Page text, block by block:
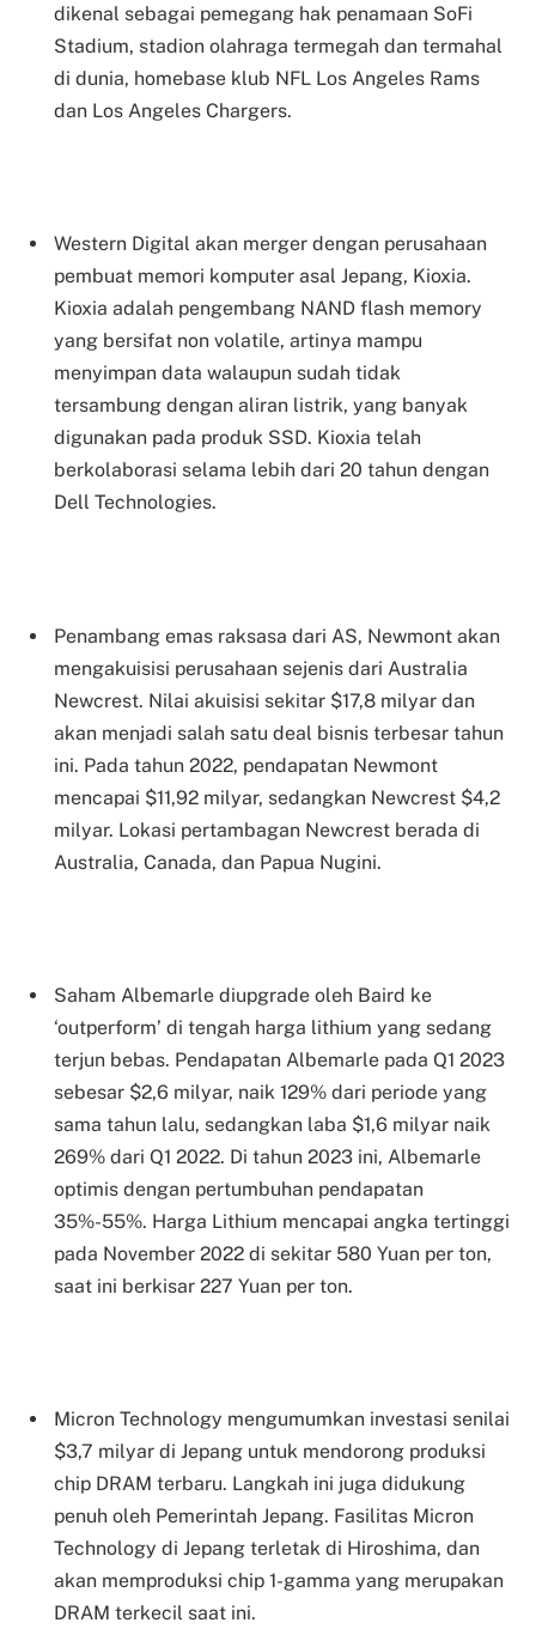
dikenal sebagai pemegang hak penamaan SoFi
Stadium, stadion olahraga termegah dan termahal
di dunia, homebase klub NFL Los Angeles Rams
dan Los Angeles Chargers.
Western Digital akan merger dengan perusahaan
pembuat memori komputer asal Jepang, Kioxia.
Kioxia adalah pengembang NAND flash memory
yang bersifat non volatile, artinya mampu
menyimpan data walaupun sudah tidak
tersambung dengan aliran listrik, yang banyak
digunakan pada produk SSD. Kioxia telah
berkolaborasi selama lebih dari 20 tahun dengan
Dell Technologies.
Penambang emas raksasa dari AS, Newmont akan
mengakuisisi perusahaan sejenis dari Australia
Newcrest. Nilai akuisisi sekitar $17,8 milyar dan
akan menjadi salah satu deal bisnis terbesar tahun
ini. Pada tahun 2022, pendapatan Newmont
mencapai $11,92 milyar, sedangkan Newcrest $4,2
milyar. Lokasi pertambagan Newcrest berada di
Australia, Canada, dan Papua Nugini.
Saham Albemarle diupgrade oleh Baird ke
‘outperform’ di tengah harga lithium yang sedang
terjun bebas. Pendapatan Albemarle pada Q1 2023
sebesar $2,6 milyar, naik 129% dari periode yang
sama tahun lalu, sedangkan laba $1,6 milyar naik
269% dari Q1 2022. Di tahun 2023 ini, Albemarle
optimis dengan pertumbuhan pendapatan
35%-55%. Harga Lithium mencapai angka tertinggi
pada November 2022 di sekitar 580 Yuan per ton,
saat ini berkisar 227 Yuan per ton.
Micron Technology mengumumkan investasi senilai
$3,7 milyar di Jepang untuk mendorong produksi
chip DRAM terbaru. Langkah ini juga didukung
penuh oleh Pemerintah Jepang. Fasilitas Micron
Technology di Jepang terletak di Hiroshima, dan
akan memproduksi chip 1-gamma yang merupakan
DRAM terkecil saat ini.